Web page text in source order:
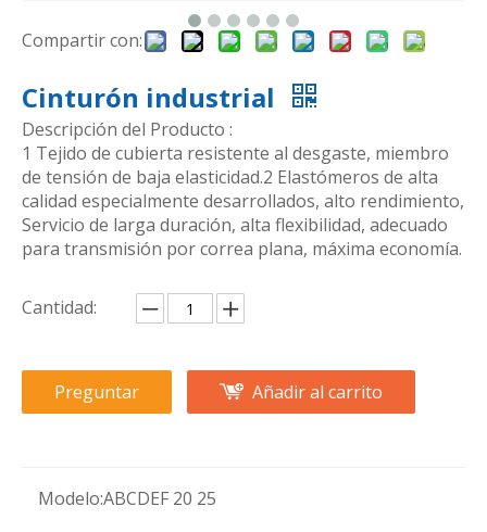
Compartir con:
Cinturón industrial
Descripción del Producto :
1 Tejido de cubierta resistente al desgaste, miembro
de tensión de baja elasticidad.2 Elastómeros de alta
calidad especialmente desarrollados, alto rendimiento,
Servicio de larga duración, alta flexibilidad, adecuado
para transmisión por correa plana, máxima economía.
Cantidad:
Preguntar Añadir al carrito
Modelo:ABCDEF 20 25